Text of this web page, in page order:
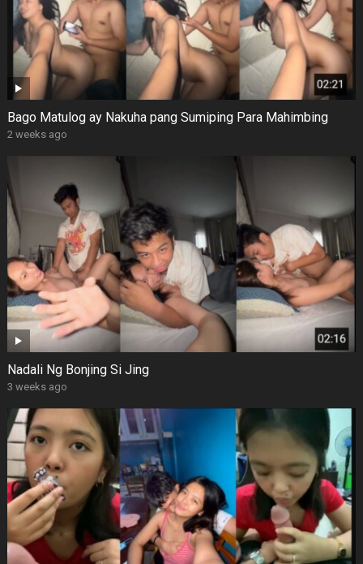
Bago Matulog ay Nakuha pang Sumiping Para Mahimbing
2 weeks ago
Nadali Ng Bonjing Si Jing
3 weeks ago